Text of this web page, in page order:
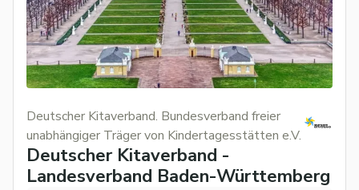
Deutscher Kitaverband. Bundesverband freier
unabhängiger Träger von Kindertagesstätten e.V.
Deutscher Kitaverband -
Landesverband Baden-Württemberg